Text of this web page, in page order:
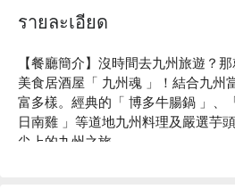
รายละเอียด
【餐廳簡介】沒時間去九州旅遊？
美食居酒屋「 九州魂 」！結合九州
富多樣。經典的「 博多牛腸鍋 」、
日南雞 」等道地九州料理及嚴選芋
尖上的九州之旅。